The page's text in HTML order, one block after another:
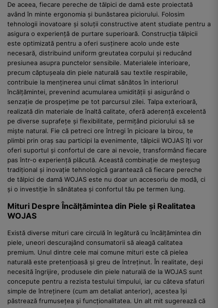
De aceea, fiecare pereche de tălpici de damă este proiectată
având în minte ergonomia și bunăstarea piciorului. Folosim
tehnologii inovatoare și soluții constructive atent studiate pentru a
asigura o experiență de purtare superioară. Construcția tălpicii
este optimizată pentru a oferi susținere acolo unde este
necesară, distribuind uniform greutatea corpului și reducând
presiunea asupra punctelor sensibile. Materialele interioare,
precum căptușeala din piele naturală sau textile respirabile,
contribuie la menținerea unui climat sănătos în interiorul
încălțămintei, prevenind acumularea umidității și asigurând o
senzație de prospețime pe tot parcursul zilei. Talpa exterioară,
realizată din materiale de înaltă calitate, oferă aderență excelentă
pe diverse suprafețe și flexibilitate, permițând piciorului să se
miște natural. Fie că petreci ore întregi în picioare la birou, te
plimbi prin oraș sau participi la evenimente, tălpicii WOJAS îți vor
oferi suportul și confortul de care ai nevoie, transformând fiecare
pas într-o experiență plăcută. Această combinație de meșteșug
tradițional și inovație tehnologică garantează că fiecare pereche
de tălpici de damă WOJAS este nu doar un accesoriu de modă, ci
și o investiție în sănătatea și confortul tău pe termen lung.
Mituri Despre Încălțămintea din Piele și Realitatea
WOJAS
Există diverse mituri care circulă în legătură cu încălțămintea din
piele, uneori descurajând consumatorii să aleagă calitatea
premium. Unul dintre cele mai comune mituri este că pielea
naturală este pretențioasă și greu de întreținut. În realitate, deși
necesită îngrijire, produsele din piele naturală de la WOJAS sunt
concepute pentru a rezista testului timpului, iar cu câteva sfaturi
simple de întreținere (cum am detaliat anterior), acestea își
păstrează frumusețea și funcționalitatea. Un alt mit sugerează că